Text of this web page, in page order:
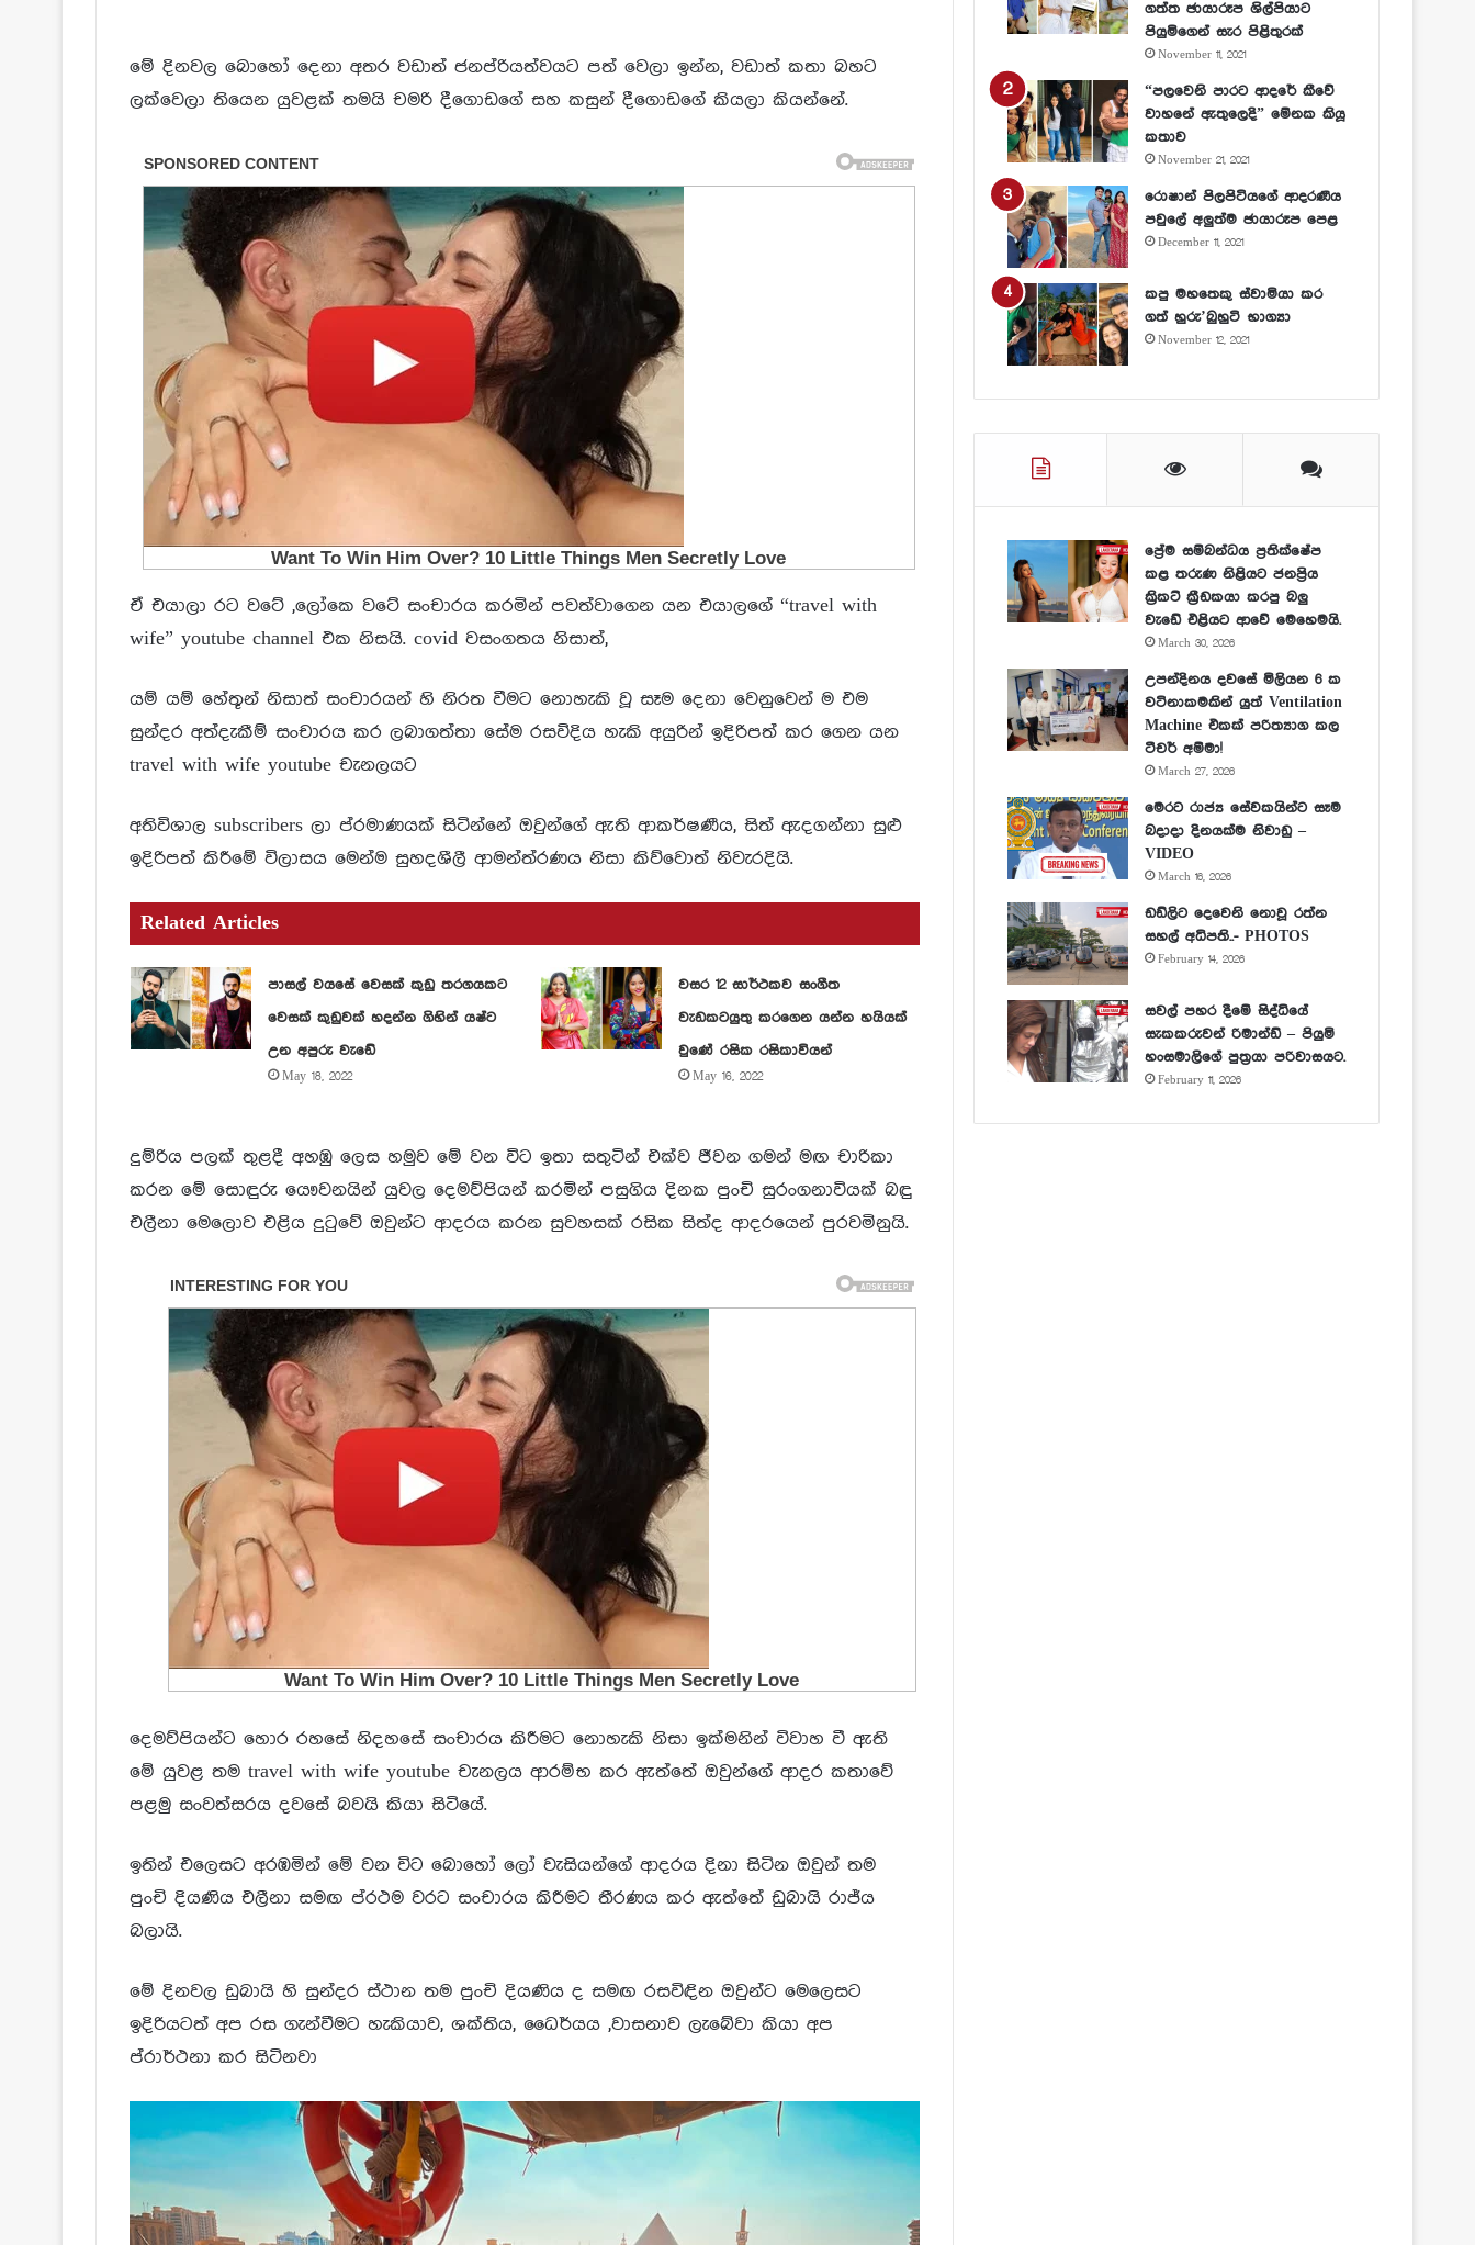
මේ දිනවල බොහෝ දෙනා අතර වඩාත් ජනප්රියත්වයට පත් වෙලා ඉන්න, වඩාත් කතා බහට
ලක්වෙලා තියෙන යුවළක් තමයි චමරි දීගොඩගේ සහ කසුන් දීගොඩගේ කියලා කියන්නේ.
ඒ එයාලා රට වටේ ,ලෝකෙ වටේ සංචාරය කරමින් පවත්වාගෙන යන එයාලගේ “travel with
wife” youtube channel එක නිසයි. covid වසංගතය නිසාත්,
යම් යම් හේතූන් නිසාත් සංචාරයන් හි නිරත වීමට නොහැකි වූ සෑම දෙනා වෙනුවෙන් ම එම
සුන්දර අත්දැකීම් සංචාරය කර ලබාගත්තා සේම රසවිදිය හැකි අයුරින් ඉදිරිපත් කර ගෙන යන
travel with wife youtube චැනලයට
අතිවිශාල subscribers ලා ප්රමාණයක් සිටින්නේ ඔවුන්ගේ ඇති ආකර්ෂණීය, සිත් ඇදගන්නා සුළු
ඉදිරිපත් කිරීමේ විලාසය මෙන්ම සුහදශීලී ආමන්ත්රණය නිසා කිව්වොත් නිවැරදියි.
Related Articles
පාසල් වයසේ වෙසක් කුඩු තරගයකට
වෙසක් කුඩුවක් හදන්න ගිහින් යෂ්ට
උන අපුරු වැඩේ
May 18, 2022
වසර 12 සාර්ථකව සංගීත
වැඩකටයුතු කරගෙන යන්න හයියක්
වුණේ රසික රසිකාවියන්
May 16, 2022
දුම්රිය පලක් තුළදී අහඹු ලෙස හමුව මේ වන විට ඉතා සතුටින් එක්ව ජීවන ගමන් මඟ චාරිකා
කරන මේ සොඳුරු යෞවනයින් යුවල දෙමව්පියන් කරමින් පසුගිය දිනක පුංචි සුරංගනාවියක් බඳු
එලීනා මෙලොව එළිය දුටුවේ ඔවුන්ට ආදරය කරන සුවහසක් රසික සිත්ද ආදරයෙන් පුරවමිනුයි.
දෙමව්පියන්ට හොර රහසේ නිදහසේ සංචාරය කිරීමට නොහැකි නිසා ඉක්මනින් විවාහ වී ඇති
මේ යුවළ තම travel with wife youtube චැනලය ආරම්භ කර ඇත්තේ ඔවුන්ගේ ආදර කතාවේ
පළමු සංවත්සරය දවසේ බවයි කියා සිටියේ.
ඉතින් එලෙසට අරඹමින් මේ වන විට බොහෝ ලෝ වැසියන්ගේ ආදරය දිනා සිටින ඔවුන් තම
පුංචි දියණිය එලීනා සමඟ ප්රථම වරට සංචාරය කිරීමට තීරණය කර ඇත්තේ ඩුබායි රාජ්ය
බලායි.
මේ දිනවල ඩුබායි හි සුන්දර ස්ථාන තම පුංචි දියණිය ද සමඟ රසවිඳින ඔවුන්ට මෙලෙසට
ඉදිරියටත් අප රස ගැන්වීමට හැකියාව, ශක්තිය, ධෛර්යය ,වාසනාව ලැබේවා කියා අප
ප්රාර්ථනා කර සිටිනවා
ගත්ත ඡායාරූප ශිල්පියාට
පියුමිගෙන් සැර පිළිතුරක්
November 11, 2021
“පලවෙනි පාරට ආදරේ කීවේ
වාහනේ ඇතුලෙදි” මේනක කියූ
කතාව
November 21, 2021
රොෂාන් පිලපිටියගේ ආදරණීය
පවුලේ අලුත්ම ඡායාරූප පෙළ
December 11, 2021
කපු මහතෙකු ස්වාමියා කර
ගත් හුරු’බුහුටි භාග්‍යා
November 12, 2021
ප්‍රේම සම්බන්ධය ප්‍රතික්ෂේප
කළ තරුණ නිළියට ජනප්‍රිය
ක්‍රිකට් ක්‍රීඩකයා කරපු බලු
වැඩේ එළියට ආවේ මෙහෙමයි.
March 30, 2026
උපන්දිනය දවසේ මිලියන 6 ක
වටිනාකමකින් යුත් Ventilation
Machine එකක් පරිත්‍යාග කල
ටීචර් අම්මා!
March 27, 2026
මෙරට රාජ්‍ය සේවකයින්ට සෑම
බදාදා දිනයක්ම නිවාඩු –
VIDEO
March 16, 2026
ඩඩ්ලිට දෙවෙනි නොවූ රත්න
සහල් අධිපති..- PHOTOS
February 14, 2026
සවල් පහර දීමේ සිද්ධියේ
සැකකරුවන් රිමාන්ඩ් – පියුමි
හංසමාලිගේ පුත්‍රයා පරිවාසයට.
February 11, 2026